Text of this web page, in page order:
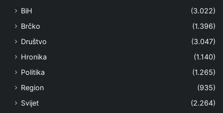
BiH
(3.022)
Brčko
(1.396)
Društvo
(3.047)
Hronika
(1.140)
Politika
(1.265)
Region
(935)
Svijet
(2.264)